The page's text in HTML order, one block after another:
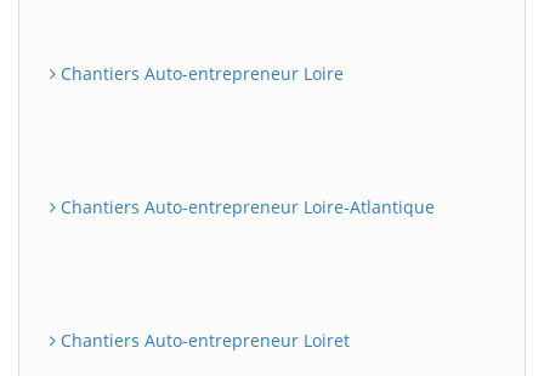
Chantiers Auto-entrepreneur Loire
Chantiers Auto-entrepreneur Loire-Atlantique
Chantiers Auto-entrepreneur Loiret